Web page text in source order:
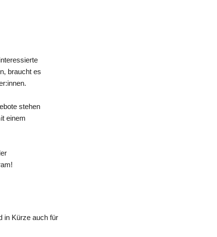
braucht es
stehen
einem
in Kürze auch für